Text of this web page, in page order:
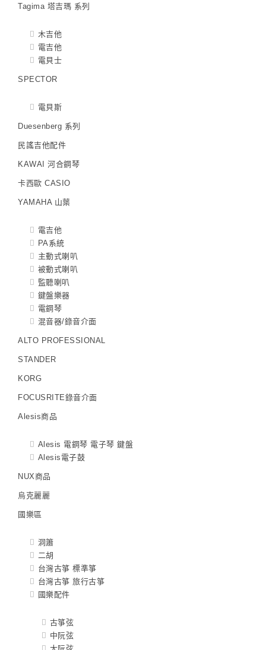
Tagima 塔吉瑪 系列
木吉他
電吉他
電貝士
SPECTOR
電貝斯
Duesenberg 系列
民謠吉他配件
KAWAI 河合鋼琴
卡西歐 CASIO
YAMAHA 山葉
電吉他
PA系統
主動式喇叭
被動式喇叭
監聽喇叭
鍵盤樂器
電鋼琴
混音器/錄音介面
ALTO PROFESSIONAL
STANDER
KORG
FOCUSRITE錄音介面
Alesis商品
Alesis 電鋼琴 電子琴 鍵盤
Alesis電子鼓
NUX商品
烏克麗麗
國樂區
洞簫
二胡
台灣古箏 標準箏
台灣古箏 旅行古箏
國樂配件
古箏弦
中阮弦